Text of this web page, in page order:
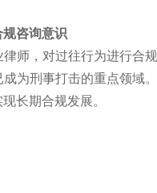
规咨询意识
律师，对过往行为进行合
成为刑事打击的重点领域
长期合规发展。